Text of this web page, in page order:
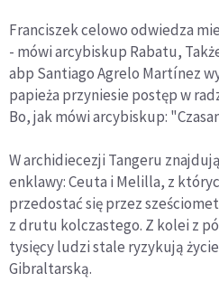
Franciszek celowo odwiedza
- mówi arcybiskup Rabatu,
abp Santiago Agrelo Martínez
papieża przyniesie postęp w
Bo, jak mówi arcybiskup:
W archidiecezji Tangeru
enklawy: Ceuta i Melilla, z
przedostać się przez
z drutu kolczastego. Z kolei z
tysięcy ludzi stale ryzykują
Gibraltarską.